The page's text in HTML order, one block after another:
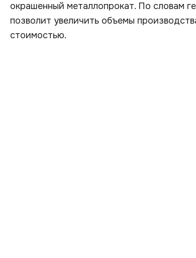
окрашенный металлопрокат. По словам
позволит увеличить объемы
стоимостью.